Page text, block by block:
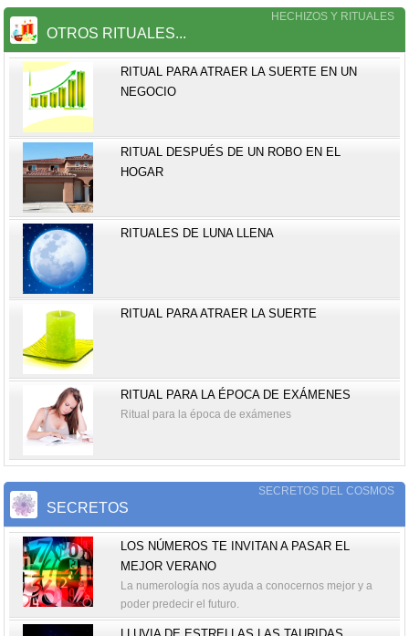
HECHIZOS Y RITUALES
OTROS RITUALES...
RITUAL PARA ATRAER LA SUERTE EN UN
NEGOCIO
RITUAL DESPUÉS DE UN ROBO EN EL
HOGAR
RITUALES DE LUNA LLENA
RITUAL PARA ATRAER LA SUERTE
RITUAL PARA LA ÉPOCA DE EXÁMENES
Ritual para la época de exámenes
SECRETOS DEL COSMOS
SECRETOS
LOS NÚMEROS TE INVITAN A PASAR EL
MEJOR VERANO
La numerología nos ayuda a conocernos mejor y a
poder predecir el futuro.